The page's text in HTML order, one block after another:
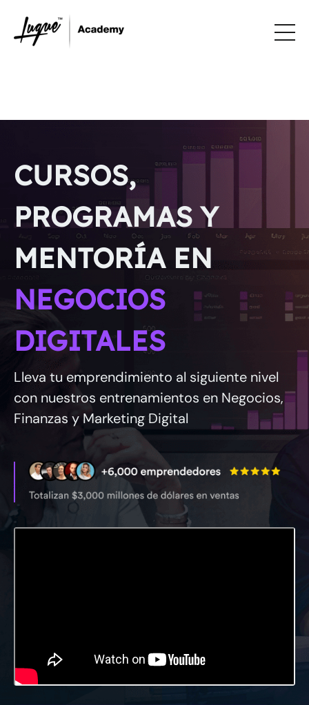
CURSOS,
PROGRAMAS Y
MENTORÍA EN
NEGOCIOS
DIGITALES
Lleva tu emprendimiento al siguiente nivel
con nuestros entrenamientos en Negocios,
Finanzas y Marketing Digital